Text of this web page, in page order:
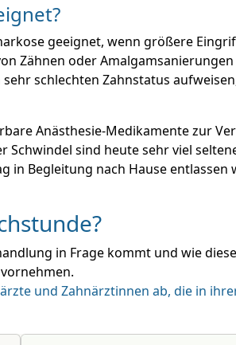
geeignet, wenn größere
Zähnen oder
schlechten Zahnstatus
Anästhesie-Medikamente zur
Schwindel sind heute sehr viel
in Begleitung nach Hause entlassen
in Frage kommt und wie
und Zahnärztinnen ab, die in